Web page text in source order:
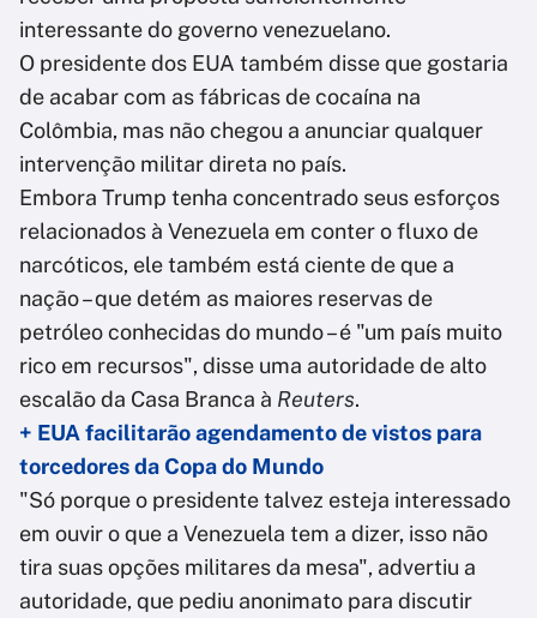
interessante do governo venezuelano.
O presidente dos EUA também disse que gostaria
de acabar com as fábricas de cocaína na
Colômbia, mas não chegou a anunciar qualquer
intervenção militar direta no país.
Embora Trump tenha concentrado seus esforços
relacionados à Venezuela em conter o fluxo de
narcóticos, ele também está ciente de que a
nação – que detém as maiores reservas de
petróleo conhecidas do mundo – é "um país muito
rico em recursos", disse uma autoridade de alto
escalão da Casa Branca à Reuters.
+ EUA facilitarão agendamento de vistos para
torcedores da Copa do Mundo
"Só porque o presidente talvez esteja interessado
em ouvir o que a Venezuela tem a dizer, isso não
tira suas opções militares da mesa", advertiu a
autoridade, que pediu anonimato para discutir